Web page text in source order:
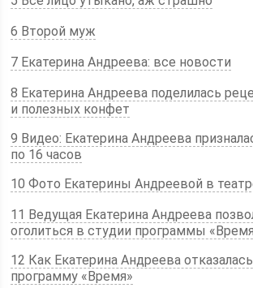
6 Второй муж
7 Екатерина Андреева: все новости
8 Екатерина Андреева поделилась
и полезных конфет
9 Видео: Екатерина Андреева
по 16 часов
10 Фото Екатерины Андреевой в
11 Ведущая Екатерина Андреева
оголиться в студии программы
12 Как Екатерина Андреева
программу «Время»